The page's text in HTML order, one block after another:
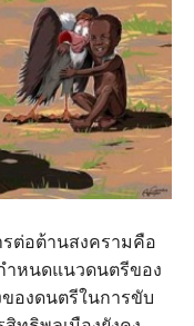
ต่อต้านสงครามคือ
หนดแนวดนตรีของ
องดนตรีในการขับ